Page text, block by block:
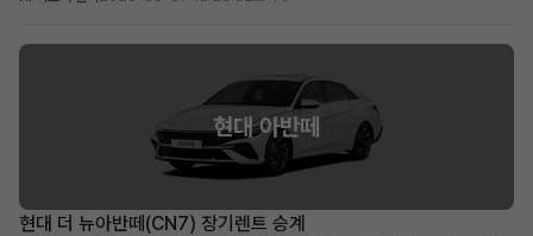
하고 싶거나, 품격 있는 비즈니...
현대 아반떼
현대 더 뉴아반떼(CN7) 장기렌트 승계